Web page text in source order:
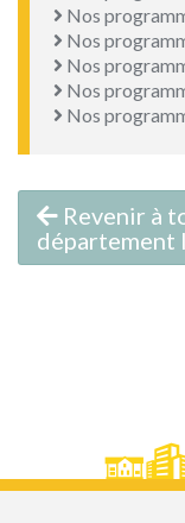
Nos
Nos
Nos
Nos
Nos
Revenir à
département